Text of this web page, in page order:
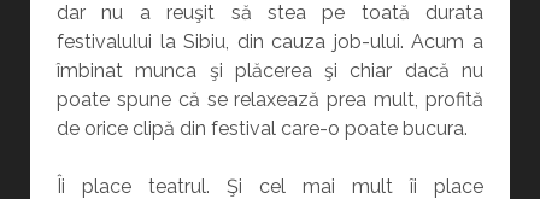
dar nu a reuşit să stea pe toată durata
festivalului la Sibiu, din cauza job-ului. Acum a
îmbinat munca şi plăcerea şi chiar dacă nu
poate spune că se relaxează prea mult, profită
de orice clipă din festival care-o poate bucura.
Îi place teatrul. Şi cel mai mult îi place